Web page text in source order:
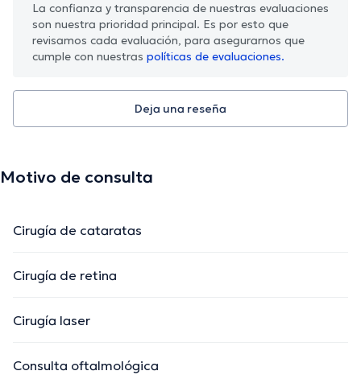
La confianza y transparencia de nuestras evaluaciones
son nuestra prioridad principal. Es por esto que
revisamos cada evaluación, para asegurarnos que
cumple con nuestras políticas de evaluaciones.
Deja una reseña
Motivo de consulta
Cirugía de cataratas
Cirugía de retina
Cirugía laser
Consulta oftalmológica